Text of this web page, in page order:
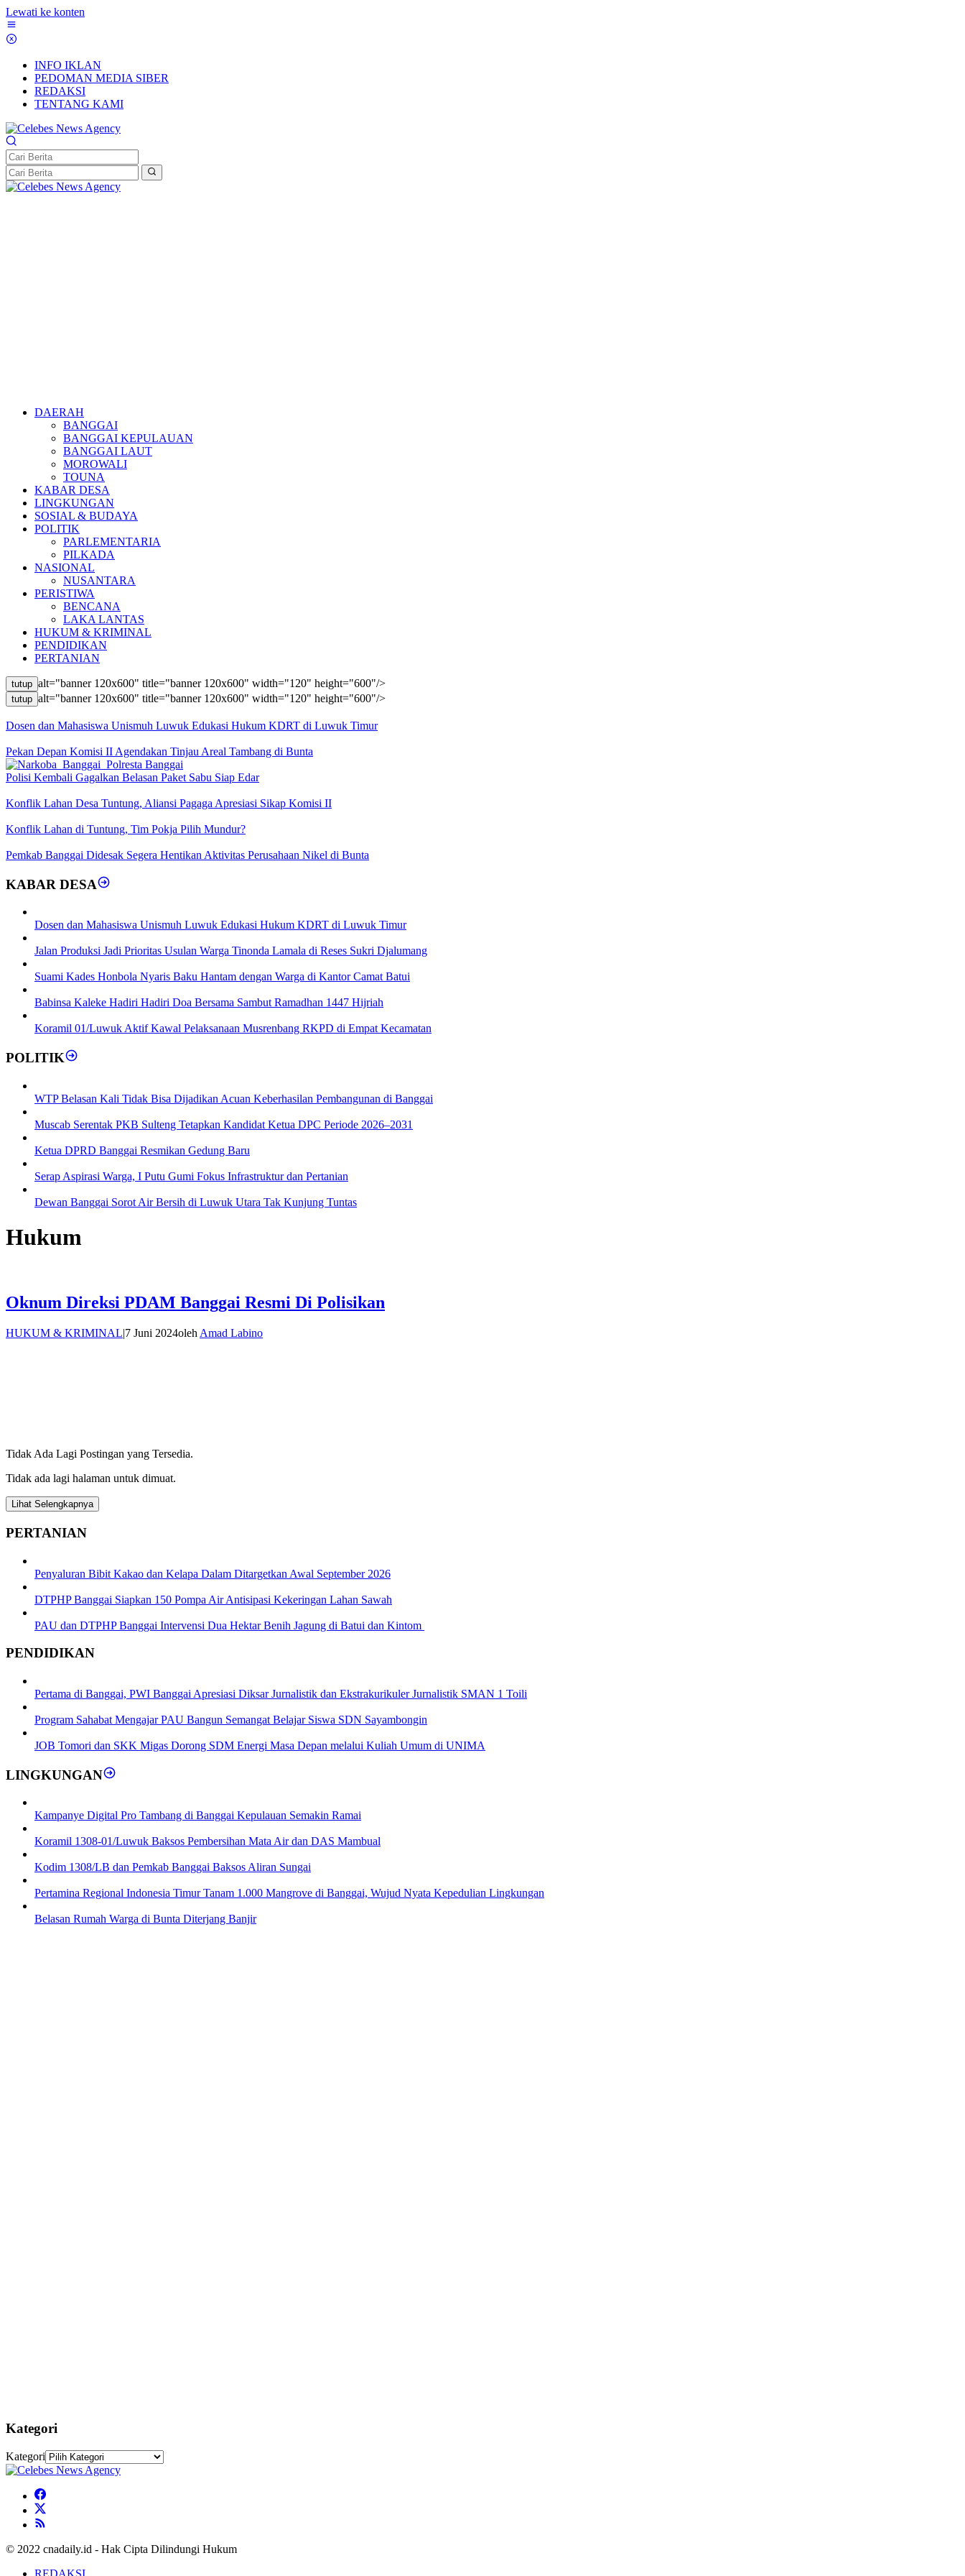
Lewati ke konten
INFO IKLAN
PEDOMAN MEDIA SIBER
REDAKSI
TENTANG KAMI
DAERAH
BANGGAI
BANGGAI KEPULAUAN
BANGGAI LAUT
MOROWALI
TOUNA
KABAR DESA
LINGKUNGAN
SOSIAL & BUDAYA
POLITIK
PARLEMENTARIA
PILKADA
NASIONAL
NUSANTARA
PERISTIWA
BENCANA
LAKA LANTAS
HUKUM & KRIMINAL
PENDIDIKAN
PERTANIAN
tutup alt="banner 120x600" title="banner 120x600" width="120" height="600"/>
tutup alt="banner 120x600" title="banner 120x600" width="120" height="600"/>
Dosen dan Mahasiswa Unismuh Luwuk Edukasi Hukum KDRT di Luwuk Timur
Pekan Depan Komisi II Agendakan Tinjau Areal Tambang di Bunta
Polisi Kembali Gagalkan Belasan Paket Sabu Siap Edar
Konflik Lahan Desa Tuntung, Aliansi Pagaga Apresiasi Sikap Komisi II
Konflik Lahan di Tuntung, Tim Pokja Pilih Mundur?
Pemkab Banggai Didesak Segera Hentikan Aktivitas Perusahaan Nikel di Bunta
KABAR DESA
Dosen dan Mahasiswa Unismuh Luwuk Edukasi Hukum KDRT di Luwuk Timur
Jalan Produksi Jadi Prioritas Usulan Warga Tinonda Lamala di Reses Sukri Djalumang
Suami Kades Honbola Nyaris Baku Hantam dengan Warga di Kantor Camat Batui
Babinsa Kaleke Hadiri Hadiri Doa Bersama Sambut Ramadhan 1447 Hijriah
Koramil 01/Luwuk Aktif Kawal Pelaksanaan Musrenbang RKPD di Empat Kecamatan
POLITIK
WTP Belasan Kali Tidak Bisa Dijadikan Acuan Keberhasilan Pembangunan di Banggai
Muscab Serentak PKB Sulteng Tetapkan Kandidat Ketua DPC Periode 2026–2031
Ketua DPRD Banggai Resmikan Gedung Baru
Serap Aspirasi Warga, I Putu Gumi Fokus Infrastruktur dan Pertanian
Dewan Banggai Sorot Air Bersih di Luwuk Utara Tak Kunjung Tuntas
Hukum
Oknum Direksi PDAM Banggai Resmi Di Polisikan
HUKUM & KRIMINAL|7 Juni 2024oleh Amad Labino
Tidak Ada Lagi Postingan yang Tersedia.
Tidak ada lagi halaman untuk dimuat.
Lihat Selengkapnya
PERTANIAN
Penyaluran Bibit Kakao dan Kelapa Dalam Ditargetkan Awal September 2026
DTPHP Banggai Siapkan 150 Pompa Air Antisipasi Kekeringan Lahan Sawah
PAU dan DTPHP Banggai Intervensi Dua Hektar Benih Jagung di Batui dan Kintom
PENDIDIKAN
Pertama di Banggai, PWI Banggai Apresiasi Diksar Jurnalistik dan Ekstrakurikuler Jurnalistik SMAN 1 Toili
Program Sahabat Mengajar PAU Bangun Semangat Belajar Siswa SDN Sayambongin
JOB Tomori dan SKK Migas Dorong SDM Energi Masa Depan melalui Kuliah Umum di UNIMA
LINGKUNGAN
Kampanye Digital Pro Tambang di Banggai Kepulauan Semakin Ramai
Koramil 1308-01/Luwuk Baksos Pembersihan Mata Air dan DAS Mambual
Kodim 1308/LB dan Pemkab Banggai Baksos Aliran Sungai
Pertamina Regional Indonesia Timur Tanam 1.000 Mangrove di Banggai, Wujud Nyata Kepedulian Lingkungan
Belasan Rumah Warga di Bunta Diterjang Banjir
Kategori
Kategori
© 2022 cnadaily.id - Hak Cipta Dilindungi Hukum
REDAKSI